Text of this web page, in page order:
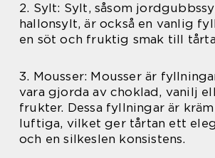
2. Sylt: Sylt, såsom
hallonsylt, är också en vanlig
en söt och fruktig smak till
3. Mousser: Mousser är
vara gjorda av choklad, vanilj
frukter. Dessa fyllningar är
luftiga, vilket ger tårtan ett
och en silkeslen konsistens.